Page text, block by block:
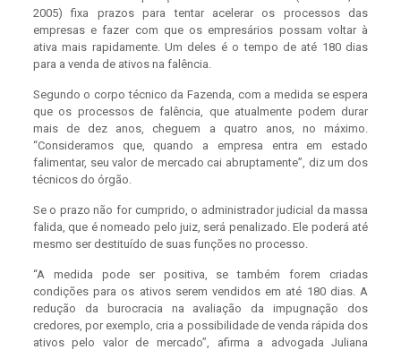
2005) fixa prazos para tentar acelerar os processos das
empresas e fazer com que os empresários possam voltar à
ativa mais rapidamente. Um deles é o tempo de até 180 dias
para a venda de ativos na falência.
Segundo o corpo técnico da Fazenda, com a medida se espera
que os processos de falência, que atualmente podem durar
mais de dez anos, cheguem a quatro anos, no máximo.
“Consideramos que, quando a empresa entra em estado
falimentar, seu valor de mercado cai abruptamente”, diz um dos
técnicos do órgão.
Se o prazo não for cumprido, o administrador judicial da massa
falida, que é nomeado pelo juiz, será penalizado. Ele poderá até
mesmo ser destituído de suas funções no processo.
“A medida pode ser positiva, se também forem criadas
condições para os ativos serem vendidos em até 180 dias. A
redução da burocracia na avaliação da impugnação dos
credores, por exemplo, cria a possibilidade de venda rápida dos
ativos pelo valor de mercado”, afirma a advogada Juliana